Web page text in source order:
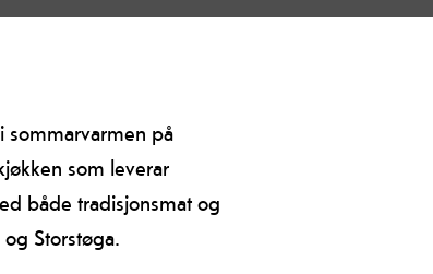
sommarvarmen på
som leverar
både tradisjonsmat og
Storstøga.